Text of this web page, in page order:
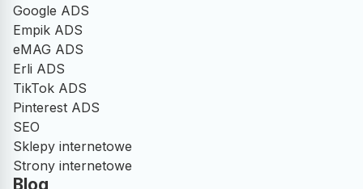
Google ADS
Empik ADS
eMAG ADS
Erli ADS
TikTok ADS
Pinterest ADS
SEO
Sklepy internetowe
Strony internetowe
Blog